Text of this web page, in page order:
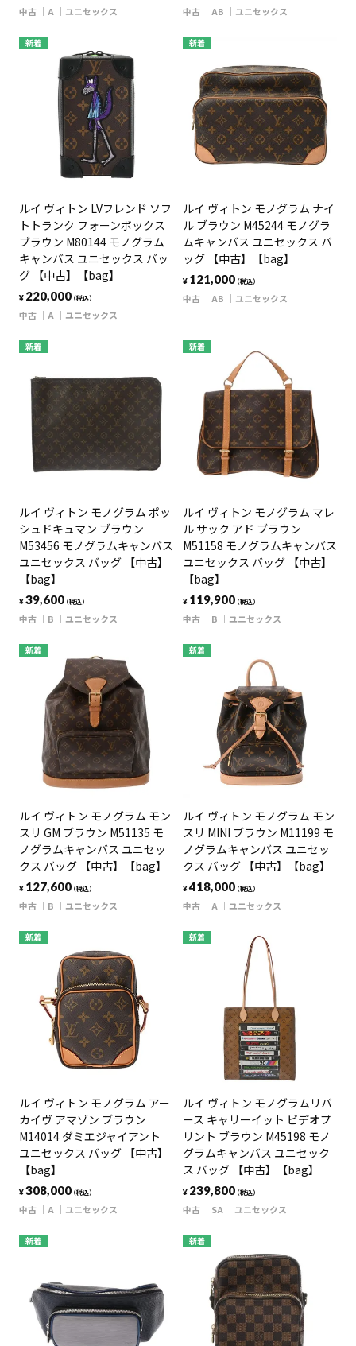
中古 A ユニセックス 中古 AB ユニセックス
新着
ルイ ヴィトン LVフレンド ソフ
トトランク フォーンボックス
ブラウン M80144 モノグラム
キャンバス ユニセックス バッ
グ 【中古】【bag】
¥ 220,000（税込）
中古 A ユニセックス
新着
ルイ ヴィトン モノグラム ナイ
ル ブラウン M45244 モノグラ
ムキャンバス ユニセックス バ
ッグ 【中古】【bag】
¥ 121,000（税込）
中古 AB ユニセックス
新着
ルイ ヴィトン モノグラム ポッ
シュドキュマン ブラウン
M53456 モノグラムキャンバス
ユニセックス バッグ 【中古】
【bag】
¥39,600（税込）
中古 B ユニセックス
新着
ルイ ヴィトン モノグラム マレ
ル サック アド ブラウン
M51158 モノグラムキャンバス
ユニセックス バッグ 【中古】
【bag】
¥ 119,900（税込）
中古 B ユニセックス
新着
ルイ ヴィトン モノグラム モン
スリ GM ブラウン M51135 モ
ノグラムキャンバス ユニセッ
クス バッグ 【中古】【bag】
¥ 127,600（税込）
中古 B ユニセックス
新着
ルイ ヴィトン モノグラム モン
スリ MINI ブラウン M11199 モ
ノグラムキャンバス ユニセッ
クス バッグ 【中古】【bag】
¥418,000（税込）
中古 A ユニセックス
新着
ルイ ヴィトン モノグラム アー
カイヴ アマゾン ブラウン
M14014 ダミエジャイアント
ユニセックス バッグ 【中古】
【bag】
¥308,000（税込）
中古 A ユニセックス
新着
ルイ ヴィトン モノグラムリバ
ース キャリーイット ビデオプ
リント ブラウン M45198 モノ
グラムキャンバス ユニセック
ス バッグ 【中古】【bag】
¥ 239,800（税込）
中古 SA ユニセックス
新着 新着